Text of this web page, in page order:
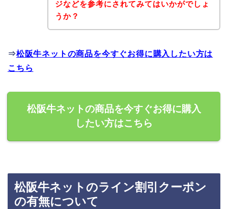
ジなどを参考にされてみてはいかがでしょ
うか？
⇒松阪牛ネットの商品を今すぐお得に購入したい方は
こちら
松阪牛ネットの商品を今すぐお得に購入
したい方はこちら
松阪牛ネットのライン割引クーポン
の有無について